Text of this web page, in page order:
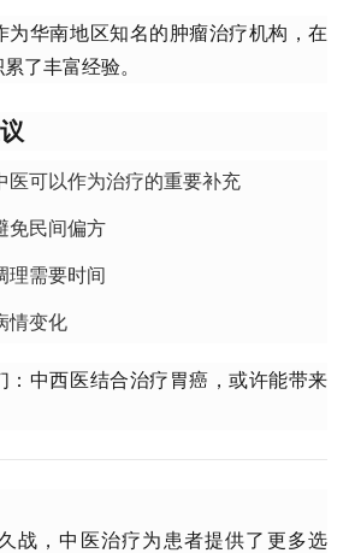
为华南地区知名的肿瘤治疗机构，在
了丰富经验。
医可以作为治疗的重要补充
免民间偏方
理需要时间
情变化
：中西医结合治疗胃癌，或许能带来
战，中医治疗为患者提供了更多选